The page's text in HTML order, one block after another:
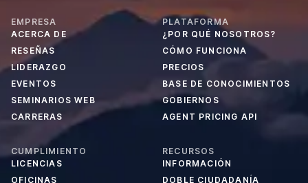
EMPRESA
ACERCA DE
RESEÑAS
LIDERAZGO
EVENTOS
SEMINARIOS WEB
CARRERAS
PLATAFORMA
¿POR QUÉ NOSOTROS?
CÓMO FUNCIONA
PRECIOS
BASE DE CONOCIMIENTOS
GOBIERNOS
AGENT PRICING API
CUMPLIMIENTO
LICENCIAS
OFICINAS
RECURSOS
INFORMACIÓN
DOBLE CIUDADANÍA